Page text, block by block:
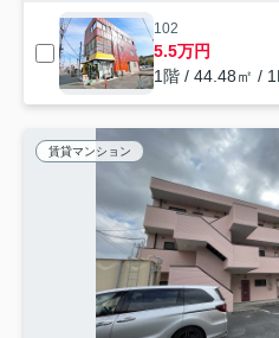
102
5.5万円
1階 / 44.48㎡ /
賃貸マンション